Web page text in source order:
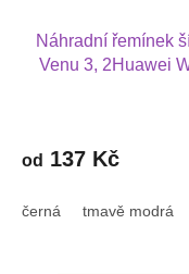
Náhradní řemínek
Venu 3, 2Huawei
od 137 Kč
černá tmavě modrá